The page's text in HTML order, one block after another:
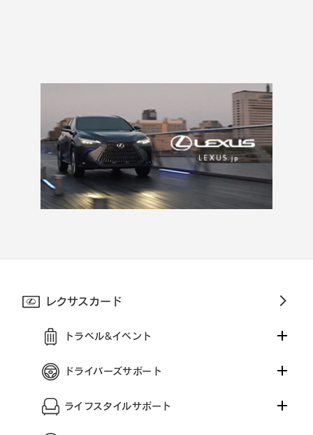
レクサスカード
トラベル&イベント
ドライバーズサポート
ライフスタイルサポート